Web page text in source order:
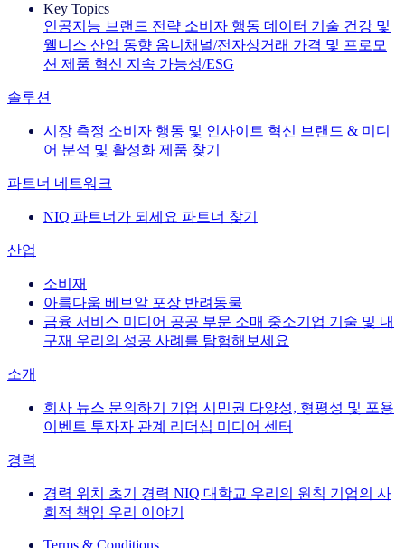
Key Topics
인공지능 브랜드 전략 소비자 행동 데이터 기술 건강 및
웰니스 산업 동향 옴니채널/전자상거래 가격 및 프로모
션 제품 혁신 지속 가능성/ESG
솔루션
시장 측정 소비자 행동 및 인사이트 혁신 브랜드 & 미디
어 분석 및 활성화 제품 찾기
파트너 네트워크
NIQ 파트너가 되세요 파트너 찾기
산업
소비재
아름다움 베브알 포장 반려동물
금융 서비스 미디어 공공 부문 소매 중소기업 기술 및 내
구재 우리의 성공 사례를 탐험해보세요
소개
회사 뉴스 문의하기 기업 시민권 다양성, 형평성 및 포용
이벤트 투자자 관계 리더십 미디어 센터
경력
경력 위치 초기 경력 NIQ 대학교 우리의 원칙 기업의 사
회적 책임 우리 이야기
Terms & Conditions